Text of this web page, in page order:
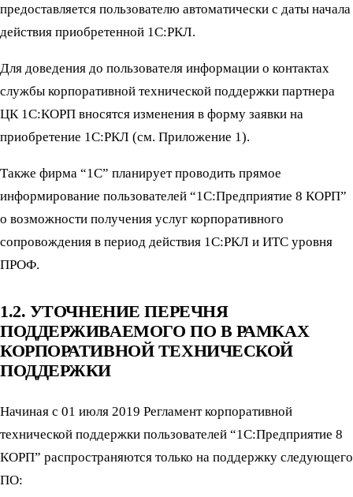
предоставляется пользователю автоматически с даты начала
действия приобретенной 1С:РКЛ.
Для доведения до пользователя информации о контактах
службы корпоративной технической поддержки партнера
ЦК 1С:КОРП вносятся изменения в форму заявки на
приобретение 1С:РКЛ (см. Приложение 1).
Также фирма “1С” планирует проводить прямое
информирование пользователей “1С:Предприятие 8 КОРП”
о возможности получения услуг корпоративного
сопровождения в период действия 1С:РКЛ и ИТС уровня
ПРОФ.
1.2. УТОЧНЕНИЕ ПЕРЕЧНЯ
ПОДДЕРЖИВАЕМОГО ПО В РАМКАХ
КОРПОРАТИВНОЙ ТЕХНИЧЕСКОЙ
ПОДДЕРЖКИ
Начиная с 01 июля 2019 Регламент корпоративной
технической поддержки пользователей “1C:Предприятие 8
КОРП” распространяются только на поддержку следующего
ПО: